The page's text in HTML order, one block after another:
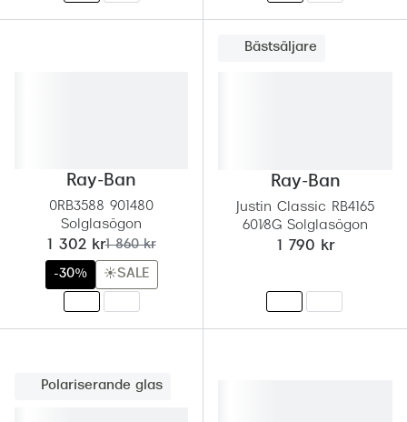
Ray-Ban
0RB3588 901480
Solglasögon
nu:
1 302 krtidigare pris:
1 860 kr
-30% ☀️SALE
Bästsäljare
Ray-Ban
Justin Classic RB4165
601/8G Solglasögon
1 790 kr
Polariserande glas